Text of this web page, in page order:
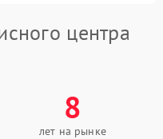
центра
8
лет на рынке